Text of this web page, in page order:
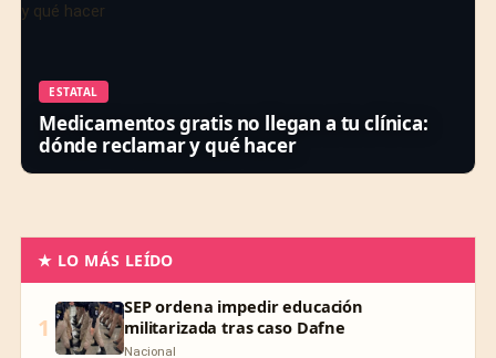
ESTATAL
Medicamentos gratis no llegan a tu clínica:
dónde reclamar y qué hacer
★ LO MÁS LEÍDO
1
SEP ordena impedir educación
militarizada tras caso Dafne
Nacional